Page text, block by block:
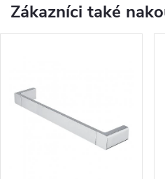
Zákazníci také